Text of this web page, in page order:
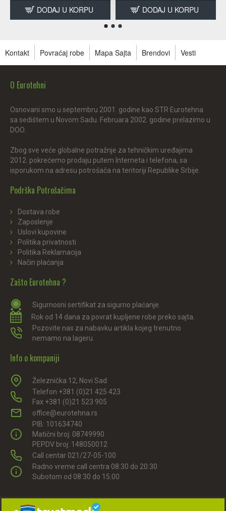
DODAJ U KORPU DODAJ U KORPU
Kontakt Povraćaj robe Mapa Sajta Brendovi Vesti
O Eurotehni
Osnovani smo u septembru 2001. godine kao STR Eurotehna
sa sedištem u Novom Sadu. Februara 2002. godine prelazimo u
DOO.
Zbog sve veće globalne potražnje za tehničkim uređajima
2012. pokrećemo prodaju putem Interneta i telefona, sa
isporukom na adresu potrošača na teritoriji Republike Srbije.
Podrška Potrošačima
Dostava robe
Zaposlenje
Uslovi kupovine
Politika privatnosti
Politika Reklamacija
Način plaćanja
Zašto Eurotehna ?
Sigurnosni sertifikat za sigurno plaćanje.
Rok od 14 dana za povrat kupljene robe preko sajta.
Pozovite nas za nabavku artikla kojeg trenutno
nemamo na lageru.
Info o kompaniji
Železnička 12, Novi Sad
Telefon +381 (0)21 425 423
Fax +381 (0)21 523 905
office@eurotehna.rs
PIB: 101634740
Matični broj: 08749990
PEPDV broj: 148050012
Call centar 021/27-05-100
Radno vreme call centra 08:30 do 20:30
Subotom od 08:30 do 15:00